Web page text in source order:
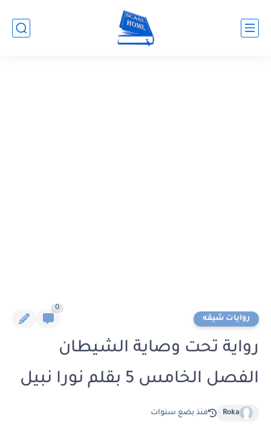
روايات شيقه
0
رواية تحت وصاية الشيطان
الفصل الخامس 5 بقلم نورا نبيل
Roka منذ بضع سنوات